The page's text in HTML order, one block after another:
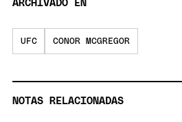
ARCHIVADO EN
UFC CONOR MCGREGOR
NOTAS RELACIONADAS